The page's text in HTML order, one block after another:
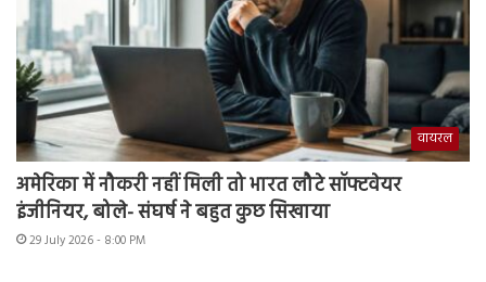
वायरल
अमेरिका में नौकरी नहीं मिली तो भारत लौटे सॉफ्टवेयर
इंजीनियर, बोले- संघर्ष ने बहुत कुछ सिखाया
29 July 2026 - 8:00 PM